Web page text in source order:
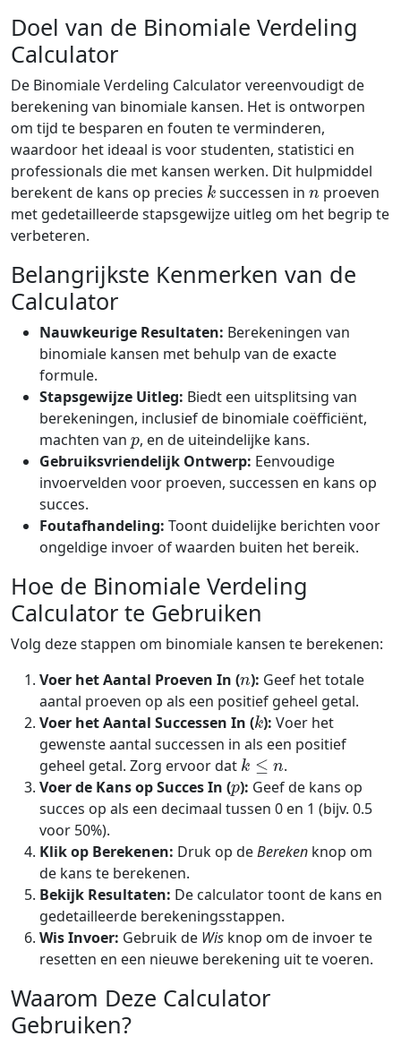
Doel van de Binomiale Verdeling
Calculator
De Binomiale Verdeling Calculator vereenvoudigt de
berekening van binomiale kansen. Het is ontworpen
om tijd te besparen en fouten te verminderen,
waardoor het ideaal is voor studenten, statistici en
professionals die met kansen werken. Dit hulpmiddel
berekent de kans op precies
k
successen in
n
proeven
met gedetailleerde stapsgewijze uitleg om het begrip te
verbeteren.
Belangrijkste Kenmerken van de
Calculator
Nauwkeurige Resultaten: Berekeningen van
binomiale kansen met behulp van de exacte
formule.
Stapsgewijze Uitleg: Biedt een uitsplitsing van
berekeningen, inclusief de binomiale coëfficiënt,
machten van
p
, en de uiteindelijke kans.
Gebruiksvriendelijk Ontwerp: Eenvoudige
invoervelden voor proeven, successen en kans op
succes.
Foutafhandeling: Toont duidelijke berichten voor
ongeldige invoer of waarden buiten het bereik.
Hoe de Binomiale Verdeling
Calculator te Gebruiken
Volg deze stappen om binomiale kansen te berekenen:
Voer het Aantal Proeven In ( ): Geef het totale
aantal proeven op als een positief geheel getal.
Voer het Aantal Successen In (
k
): Voer het
gewenste aantal successen in als een positief
geheel getal. Zorg ervoor dat
k≤n
.
Voer de Kans op Succes In (
p
): Geef de kans op
succes op als een decimaal tussen 0 en 1 (bijv. 0.5
voor 50%).
Klik op Berekenen: Druk op deBereken knop om
de kans te berekenen.
Bekijk Resultaten: De calculator toont de kans en
gedetailleerde berekeningsstappen.
Wis Invoer: Gebruik de Wis knop om de invoer te
resetten en een nieuwe berekening uit te voeren.
Waarom Deze Calculator
Gebruiken?